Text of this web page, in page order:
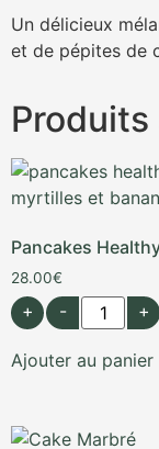
Un délicieux
et de pépites de
Pancakes
28.00€
+ - +
Ajouter au panier